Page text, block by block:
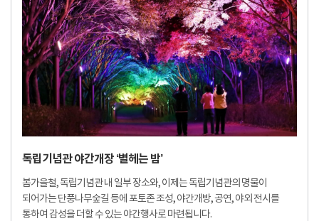
독립기념관 야간개장 ‘별헤는 밤’
봄가을철, 독립기념관 내 일부 장소와, 이제는 독립기념관의 명물이
되어가는 단풍나무숲길 등에 포토존 조성, 야간개방, 공연, 야외 전시를
통하여 감성을 더할 수 있는 야간행사로 마련됩니다.